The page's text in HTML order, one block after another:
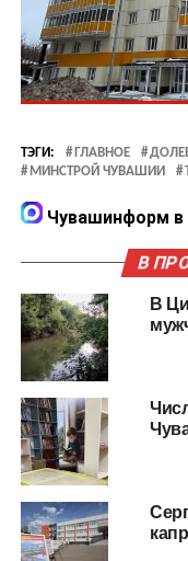
ТЭГИ: ГЛАВНОЕ
МИНСТРОЙ ЧУВАШИИ
Чувашинформ в
В
В